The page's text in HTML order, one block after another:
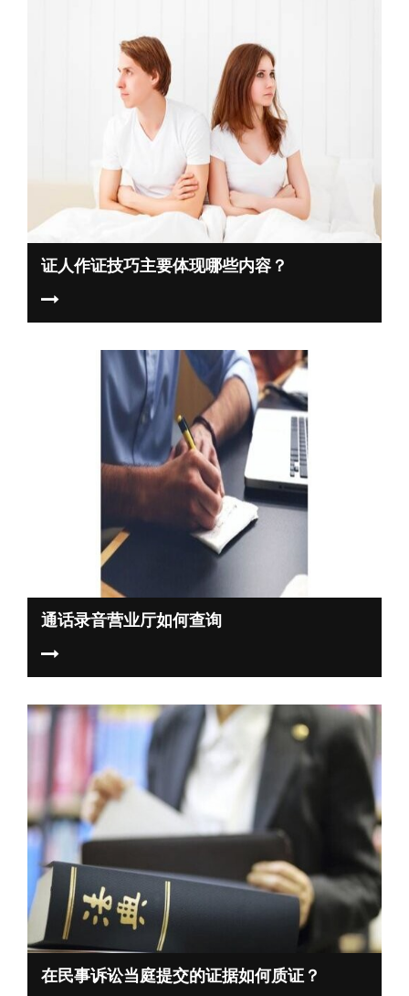
证人作证技巧主要体现哪些内容？
通话录音营业厅如何查询
在民事诉讼当庭提交的证据如何质证？